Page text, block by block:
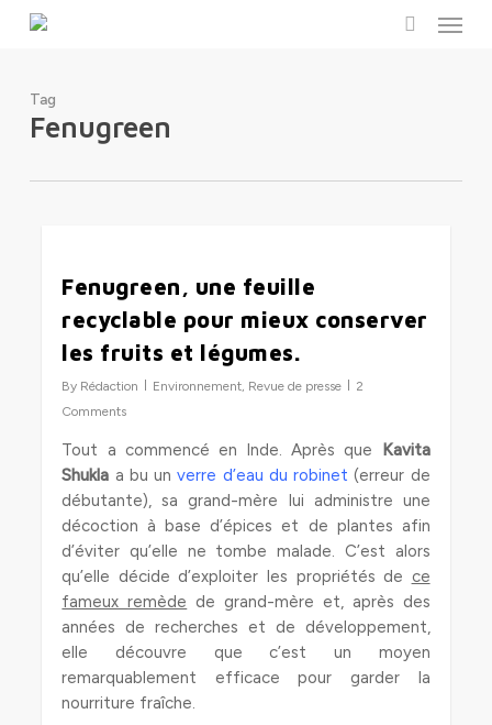
Menu
Tag
Fenugreen
Fenugreen, une feuille
recyclable pour mieux conserver
les fruits et légumes.
By Rédaction Environnement, Revue de presse
2
Comments
Tout a commencé en Inde. Après que
Kavita
Shukla a bu unverre d’eau du robinet (erreur de
débutante), sa grand-mère lui administre une
décoction à base d’épices et de plantes afin
d’éviter qu’elle ne tombe malade. C’est alors
qu’elle décide d’exploiter les propriétés de ce
fameux remède de grand-mère et, après des
années de recherches et de développement,
elle découvre que c’est un moyen
remarquablement efficace pour garder la
nourriture fraîche.